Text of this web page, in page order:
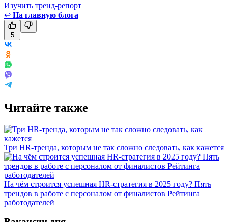
Изучить тренд-репорт
↩ На главную блога
5
Читайте также
Три HR-тренда, которым не так сложно следовать, как кажется
На чём строится успешная HR-стратегия в 2025 году? Пять
трендов в работе с персоналом от финалистов Рейтинга
работодателей